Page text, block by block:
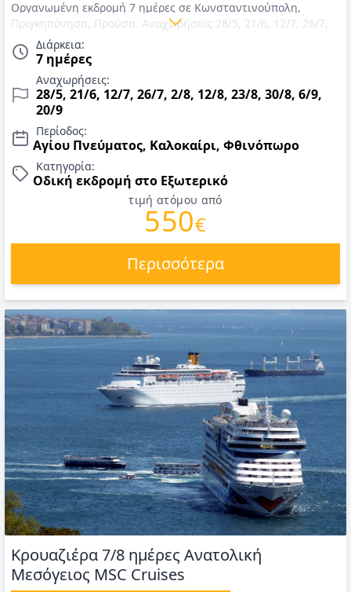
Οργανωμένη εκδρομή 7 ημέρες σε Κωνσταντινούπολη,
Πριγκηπόνησα, Προύσα. Αναχωρήσεις 28/5, 21/6, 12/7, 26/7,
2/8, 12/8, 23/8, 30/8, 6/9, 20/9. Μεταφορά με πούλμαν,
διαμονή σε ξενοδοχεία 4* σε Προύσα & Κωνσταντινούπολη,
πρωινό καθημερινά, 3 γεύματα ή δείπνα στην
Κωνσταντινούπολη, εκδρομή στα Πριγκηπονήσια & εισιτήρια
μετάβασης & αρχηγός/ξεναγός. Τιμές για Καλοκαίρι &
Φθινόπωρο 2026.
Διάρκεια:
7 ημέρες
Αναχωρήσεις:
28/5, 21/6, 12/7, 26/7, 2/8, 12/8, 23/8, 30/8, 6/9,
20/9
Περίοδος:
Αγίου Πνεύματος, Καλοκαίρι, Φθινόπωρο
Κατηγορία:
Οδική εκδρομή στο Εξωτερικό
τιμή ατόμου από
550€
Περισσότερα
Κρουαζιέρα 7/8 ημέρες Ανατολική
Μεσόγειος MSC Cruises